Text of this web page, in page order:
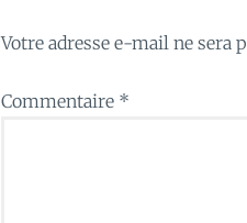
Votre adresse e-mail ne sera
Commentaire *